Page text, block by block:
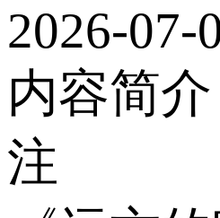
2026-07-
内容简介
注